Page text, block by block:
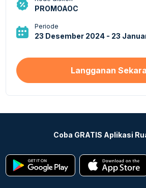
PROMOAOC
Periode
23 Desember 2024 - 23
Langganan
Coba GRATIS Aplikasi